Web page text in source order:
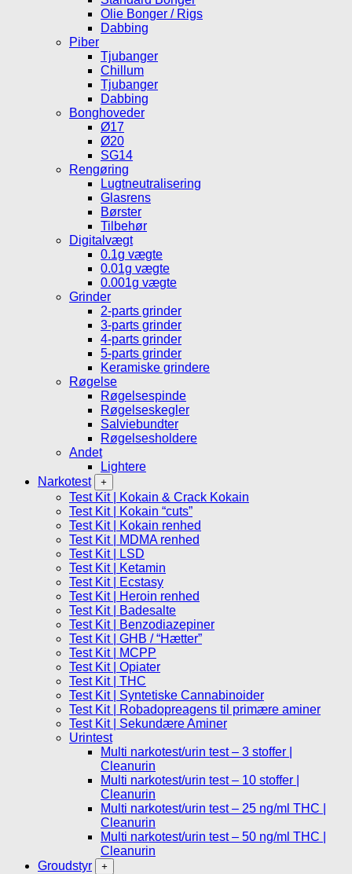
Olie Bonger / Rigs
Dabbing
Piber
Tjubanger
Chillum
Tjubanger
Dabbing
Bonghoveder
Ø17
Ø20
SG14
Rengøring
Lugtneutralisering
Glasrens
Børster
Tilbehør
Digitalvægt
0.1g vægte
0.01g vægte
0.001g vægte
Grinder
2-parts grinder
3-parts grinder
4-parts grinder
5-parts grinder
Keramiske grindere
Røgelse
Røgelsespinde
Røgelseskegler
Salviebundter
Røgelsesholdere
Andet
Lightere
Narkotest
Test Kit | Kokain & Crack Kokain
Test Kit | Kokain “cuts”
Test Kit | Kokain renhed
Test Kit | MDMA renhed
Test Kit | LSD
Test Kit | Ketamin
Test Kit | Ecstasy
Test Kit | Heroin renhed
Test Kit | Badesalte
Test Kit | Benzodiazepiner
Test Kit | GHB / “Hætter”
Test Kit | MCPP
Test Kit | Opiater
Test Kit | THC
Test Kit | Syntetiske Cannabinoider
Test Kit | Robadopreagens til primære aminer
Test Kit | Sekundære Aminer
Urintest
Multi narkotest/urin test – 3 stoffer |
Cleanurin
Multi narkotest/urin test – 10 stoffer |
Cleanurin
Multi narkotest/urin test – 25 ng/ml THC |
Cleanurin
Multi narkotest/urin test – 50 ng/ml THC |
Cleanurin
Groudstyr